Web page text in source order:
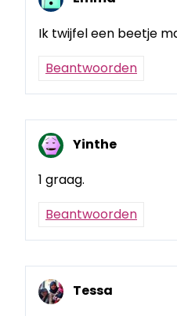
Ik twijfel een beetje
Beantwoorden
Yinthe
1 graag.
Beantwoorden
Tessa